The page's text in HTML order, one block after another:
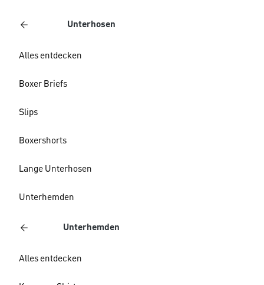
Unterhosen
Alles entdecken
Boxer Briefs
Slips
Boxershorts
Lange Unterhosen
Unterhemden
Unterhemden
Alles entdecken